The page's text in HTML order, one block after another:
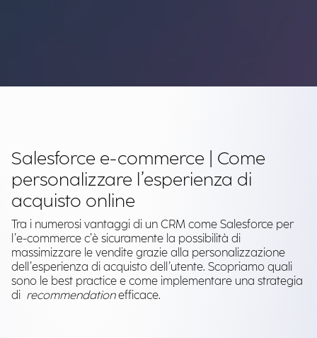
Salesforce e-commerce | Come
personalizzare l’esperienza di
acquisto online
Tra i numerosi vantaggi di un CRM come Salesforce per
l’e-commerce c’è sicuramente la possibilità di
massimizzare le vendite grazie alla personalizzazione
dell’esperienza di acquisto dell’utente. Scopriamo quali
sono le best practice e come implementare una strategia
di recommendationefficace.